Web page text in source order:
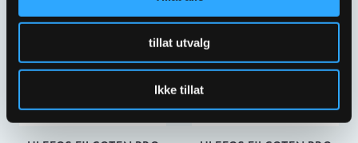
tillat utvalg
Ikke tillat